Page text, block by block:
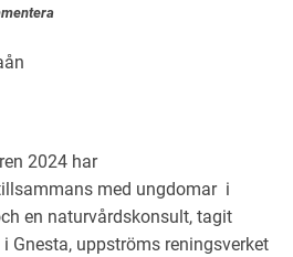
2024 har
med ungdomar i
en naturvårdskonsult, tagit
Gnesta, uppströms reningsverket